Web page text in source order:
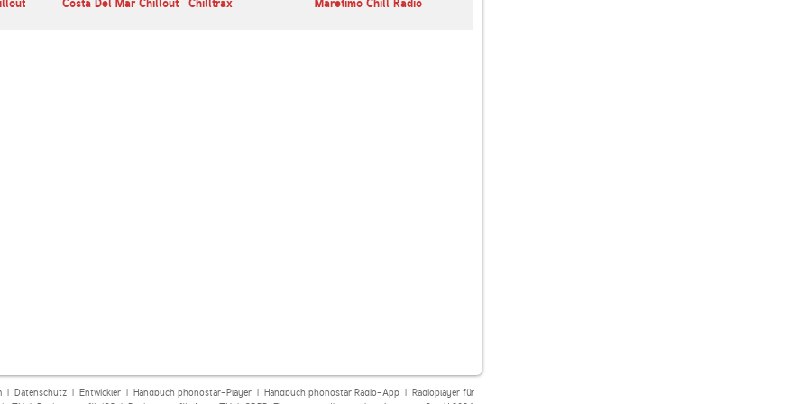
Costa Del Mar Chillout Chilltrax Maretimo Chill Radio
| Datenschutz| Entwickler| Handbuch phonostar-Player| Handbuch phonostar Radio-App| Radioplayer für